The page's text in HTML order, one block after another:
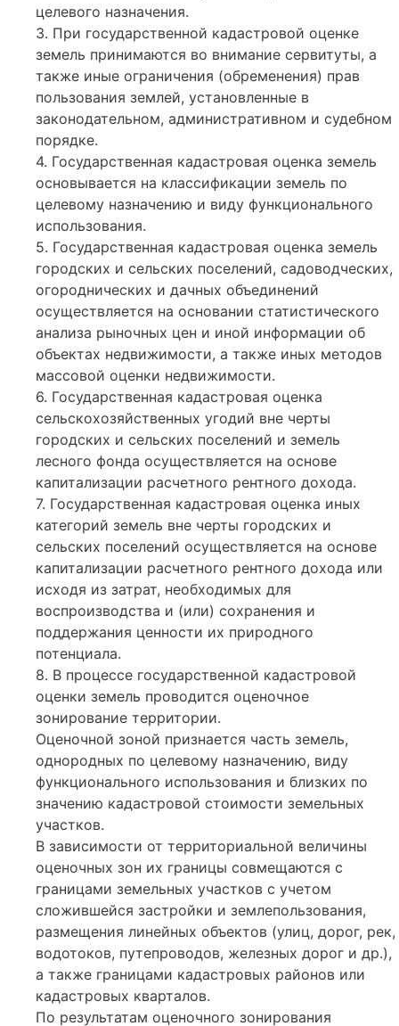
целевого назначения.
3. При государственной кадастровой оценке
земель принимаются во внимание сервитуты, а
также иные ограничения (обременения) прав
пользования землей, установленные в
законодательном, административном и судебном
порядке.
4. Государственная кадастровая оценка земель
основывается на классификации земель по
целевому назначению и виду функционального
использования.
5. Государственная кадастровая оценка земель
городских и сельских поселений, садоводческих,
огороднических и дачных объединений
осуществляется на основании статистического
анализа рыночных цен и иной информации об
объектах недвижимости, а также иных методов
массовой оценки недвижимости.
6. Государственная кадастровая оценка
сельскохозяйственных угодий вне черты
городских и сельских поселений и земель
лесного фонда осуществляется на основе
капитализации расчетного рентного дохода.
7. Государственная кадастровая оценка иных
категорий земель вне черты городских и
сельских поселений осуществляется на основе
капитализации расчетного рентного дохода или
исходя из затрат, необходимых для
воспроизводства и (или) сохранения и
поддержания ценности их природного
потенциала.
8. В процессе государственной кадастровой
оценки земель проводится оценочное
зонирование территории.
Оценочной зоной признается часть земель,
однородных по целевому назначению, виду
функционального использования и близких по
значению кадастровой стоимости земельных
участков.
В зависимости от территориальной величины
оценочных зон их границы совмещаются с
границами земельных участков с учетом
сложившейся застройки и землепользования,
размещения линейных объектов (улиц, дорог, рек,
водотоков, путепроводов, железных дорог и др.),
а также границами кадастровых районов или
кадастровых кварталов.
По результатам оценочного зонирования